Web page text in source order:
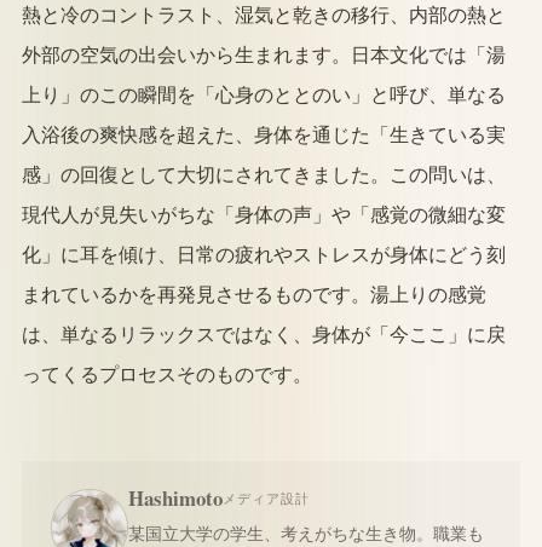
熱と冷のコントラスト、湿気と乾きの移行、内部の熱と
外部の空気の出会いから生まれます。日本文化では「湯
上り」のこの瞬間を「心身のととのい」と呼び、単なる
入浴後の爽快感を超えた、身体を通じた「生きている実
感」の回復として大切にされてきました。この問いは、
現代人が見失いがちな「身体の声」や「感覚の微細な変
化」に耳を傾け、日常の疲れやストレスが身体にどう刻
まれているかを再発見させるものです。湯上りの感覚
は、単なるリラックスではなく、身体が「今ここ」に戻
ってくるプロセスそのものです。
Hashimotoメディア設計
某国立大学の学生、考えがちな生き物。職業も